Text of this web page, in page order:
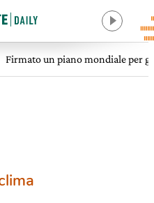
Firmato un piano mondiale per